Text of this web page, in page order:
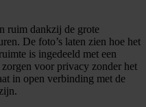
ruim dankzij de grote
De foto’s laten zien hoe het
is ingedeeld met een
voor privacy zonder het
in open verbinding met de